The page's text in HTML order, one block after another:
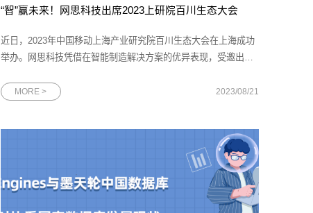
“智”赢未来！网思科技出席2023上研院百川生态大会
近日，2023年中国移动上海产业研究院百川生态大会在上海成功
举办。网思科技凭借在智能制造解决方案的优异表现，受邀出席
国移动上海产业研究院百川生态大会现场一直以来，上海产业研
MORE > 2023/08/21